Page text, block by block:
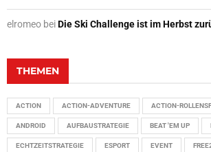
elromeo beiDie Ski Challenge ist im Herbst
THEMEN
ACTION ACTION-ADVENTURE ACTION-
ANDROID AUFBAUSTRATEGIE BEAT 'EM UP
ECHTZEITSTRATEGIE ESPORT EVENT